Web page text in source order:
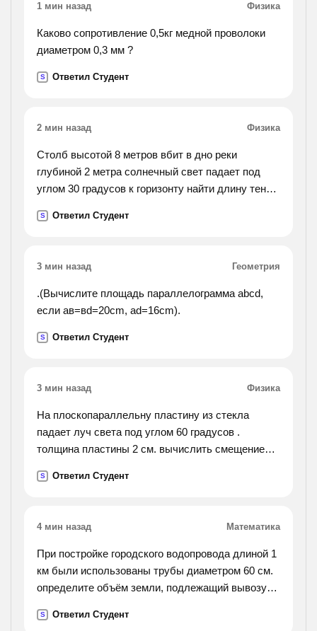
1 мин назад Физика
Каково сопротивление 0,5кг медной проволоки
диаметром 0,3 мм ?
S Ответил Студент
2 мин назад Физика
Столб высотой 8 метров вбит в дно реки
глубиной 2 метра солнечный свет падает под
углом 30 градусов к горизонту найти длину тени
S Ответил Студент
3 мин назад Геометрия
.(Вычислите площадь параллелограмма abcd,
если ав=вd=20cm, ad=16cm).
S Ответил Студент
3 мин назад Физика
На плоскопараллельну пластину из стекла
падает луч света под углом 60 градусов .
толщина пластины 2 см. вычислить смещение
S Ответил Студент
4 мин назад Математика
При постройке городского водопровода длиной 1
км были использованы трубы диаметром 60 см.
определите объём земли, подлежащий вывозу
S Ответил Студент